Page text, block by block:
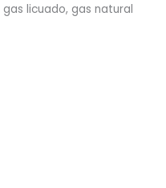
licuado, gas natural